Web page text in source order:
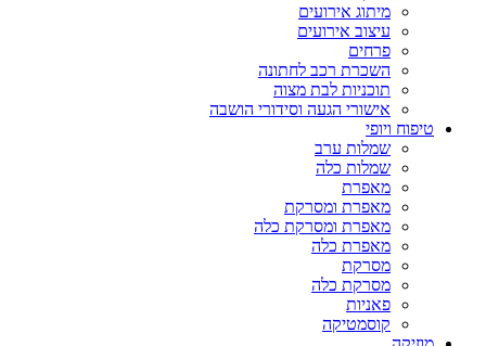
מיתוג אירועים
עיצוב אירועים
פרחים
השכרת רכב לחתונה
תוכניות לבת מצוה
אישורי הגעה וסידורי הושבה
טיפוח ויופי
שמלות ערב
שמלות כלה
מאפרת
מאפרת ומסרקת
מאפרת ומסרקת כלה
מאפרת כלה
מסרקת
מסרקת כלה
פאניות
קוסמטיקה